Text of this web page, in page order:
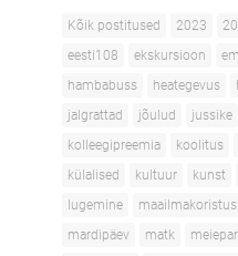
Kõik postitused 2023
eesti108
ekskursioon
hambabuss
heategevus
jalgrattad
jõulud jussike
kolleegipreemia
koolitus
külalised
kultuur kunst
lugemine
mardipäev
matk